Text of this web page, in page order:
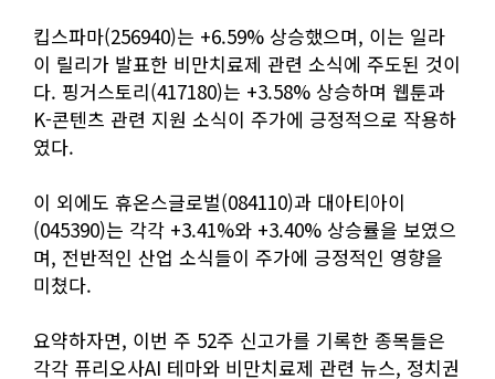
킵스파마(256940)는 +6.59% 상승했으며, 이는 일라
이 릴리가 발표한 비만치료제 관련 소식에 주도된 것이
다. 핑거스토리(417180)는 +3.58% 상승하며 웹툰과
K-콘텐츠 관련 지원 소식이 주가에 긍정적으로 작용하
였다.
이 외에도 휴온스글로벌(084110)과 대아티아이
(045390)는 각각 +3.41%와 +3.40% 상승률을 보였으
며, 전반적인 산업 소식들이 주가에 긍정적인 영향을
미쳤다.
요약하자면, 이번 주 52주 신고가를 기록한 종목들은
각각 퓨리오사AI 테마와 비만치료제 관련 뉴스, 정치권